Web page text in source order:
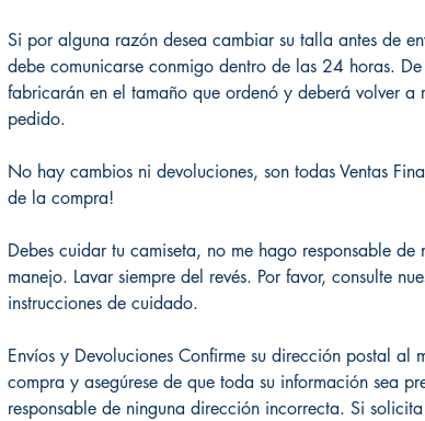
Si por alguna razón desea cambiar su talla antes de
debe comunicarse conmigo dentro de las 24 horas.
fabricarán en el tamaño que ordenó y deberá volver a
pedido.
No hay cambios ni devoluciones, son todas Ventas
de la compra!
Debes cuidar tu camiseta, no me hago responsable de
manejo. Lavar siempre del revés. Por favor, consulte
instrucciones de cuidado.
Envíos y Devoluciones Confirme su dirección postal al
compra y asegúrese de que toda su información sea
responsable de ninguna dirección incorrecta. Si solicita